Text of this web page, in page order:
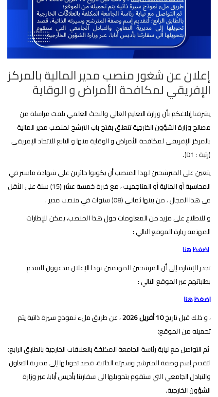
إعلان عن شغور منصب مدير المالية بالمركز
الإفريقي لمكافحة الأمراض و الوقاية
يشرفنا إبلاغكم بأن وزارة التعليم العالي والبحث العلمي تلقت مراسلة من
مصالح وزارة الشؤون الخارجية تتعلق بفتح باب الترشح لمنصب مدير المالية
بالمركز الإفريقي لمكافحة الأمراض و الوقاية منها و التابع للاتحاد الإفريقي
(رتبة : D1
).
يتعين على المترشحين لهذا المنصب أن يكونوا حائزين على شهادة ماستر في
المحاسبة أو المالية أو المناجميت ، مع خبرة خمسة عشر (15) سنة على الأقل
في هذا المجال ، من بينها ثماني (08) سنوات في منصب مدير .
و للاطلاع على مزيد من المعلومات حول هذا المنصب، يمكن للإطارات
المهتمة زيارة الموقع التالي :
اضغظ هنا
تجدر الإشارة إلى أن المرشحين المهتمين بهذا الإعلان مدعوون للتقدم
بطلباتهم عبر الموقع التالي :
اضغظ هنا
، و ذلك قبل تاريخ10 أفريل 2026
، عن طريق ملء نموذج سيرة ذاتية يتم
تحميله من الموقع؛
ثم التواصل مع نيابة رئاسة الجامعة المكلفة بالعلاقات الخارجية بالطابق الرابع؛
لتقديم إسم وصفة المترشح وسيرته الذاتية، قصد تحويلها إلى مديرية التعاون
والتبادل الجامعي التي ستقوم بتحويلها الى سفارتنا بأديس أبابا، عبر وزارة
الشؤون الخارجية.